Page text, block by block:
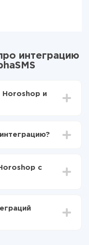
интеграцию
Horoshop и
из
до 30-минут. В
минут.
с
количество
из одной